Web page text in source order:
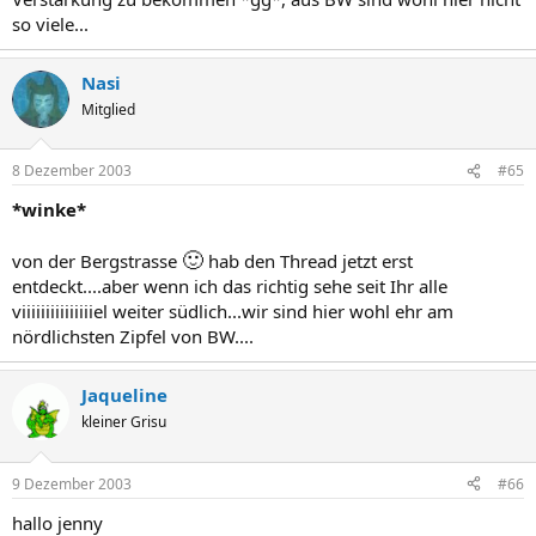
so viele...
Nasi
Mitglied
8 Dezember 2003 #65
*winke*
von der Bergstrasse 🙂 hab den Thread jetzt erst
entdeckt....aber wenn ich das richtig sehe seit Ihr alle
viiiiiiiiiiiiiiiel weiter südlich...wir sind hier wohl ehr am
nördlichsten Zipfel von BW....
Jaqueline
kleiner Grisu
9 Dezember 2003 #66
hallo jenny